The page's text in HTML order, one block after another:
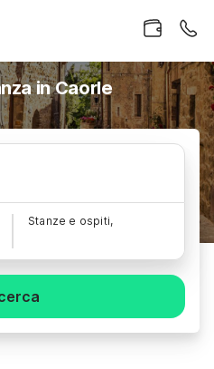
in Caorle
Stanze e ospiti,